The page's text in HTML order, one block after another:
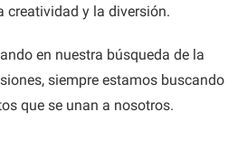
creatividad y la diversión.
en nuestra búsqueda de la
siempre estamos buscando
que se unan a nosotros.